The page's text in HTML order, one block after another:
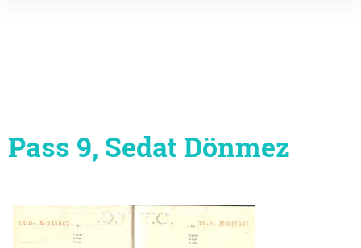
Pass 9, Sedat Dönmez
Beitragsnavigation